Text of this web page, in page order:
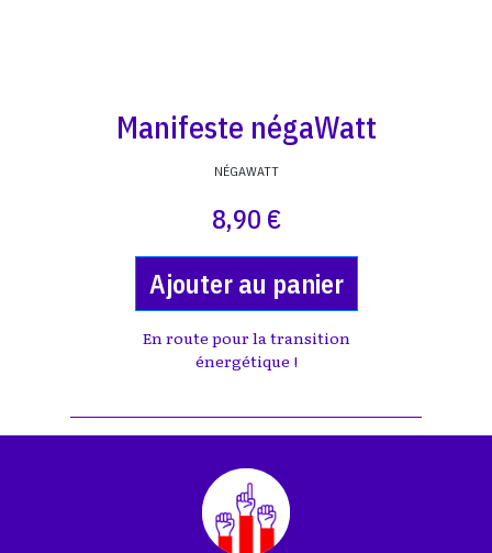
Manifeste négaWatt
NÉGAWATT
8,90 €
Ajouter au panier
En route pour la transition
énergétique !